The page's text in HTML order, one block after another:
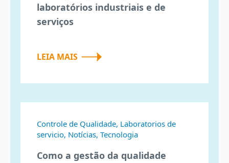
laboratórios industriais e de
serviços
LEIA MAIS
Controle de Qualidade, Laboratorios de
servicio, Notícias, Tecnologia
Como a gestão da qualidade